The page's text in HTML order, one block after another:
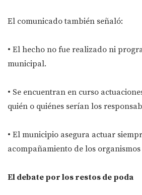
El comunicado también señaló:
• El hecho no fue realizado ni
municipal.
• Se encuentran en curso
quién o quiénes serían los
• El municipio asegura actuar
acompañamiento de los organismos
El debate por los restos de poda